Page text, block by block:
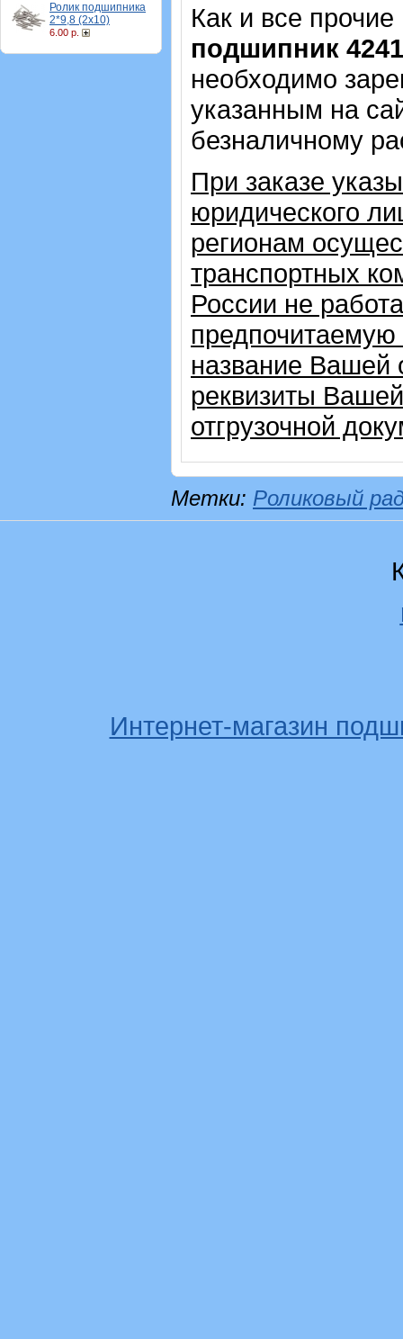
Ролик подшипника
2*9,8 (2х10)
6.00 р.
Как и все
подшипник
необходимо
указанным на
безналичному
При заказе
юридического
регионам
транспортных
России не
название Вашей
реквизиты
отгрузочной
Метки: Роликовый
Интернет-магазин